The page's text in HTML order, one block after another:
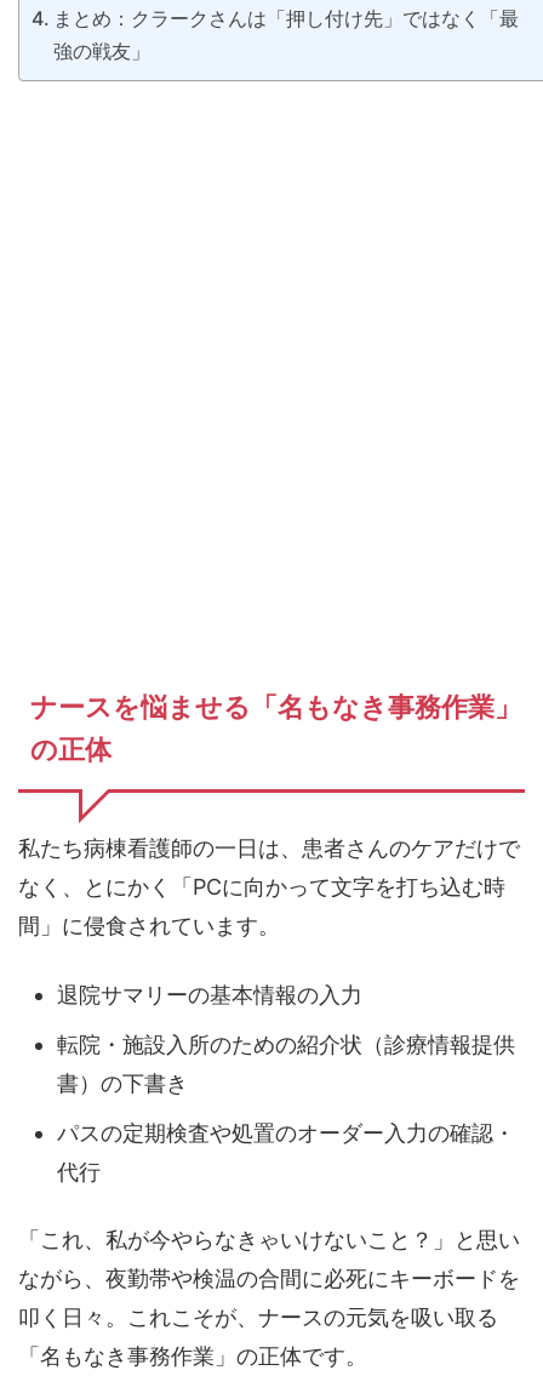
まとめ：クラークさんは「押し付け先」ではなく「最
強の戦友」
ナースを悩ませる「名もなき事務作業」
の正体
私たち病棟看護師の一日は、患者さんのケアだけで
なく、とにかく「PCに向かって文字を打ち込む時
間」に侵食されています。
退院サマリーの基本情報の入力
転院・施設入所のための紹介状（診療情報提供
書）の下書き
パスの定期検査や処置のオーダー入力の確認・
代行
「これ、私が今やらなきゃいけないこと？」と思い
ながら、夜勤帯や検温の合間に必死にキーボードを
叩く日々。これこそが、ナースの元気を吸い取る
「名もなき事務作業」の正体です。